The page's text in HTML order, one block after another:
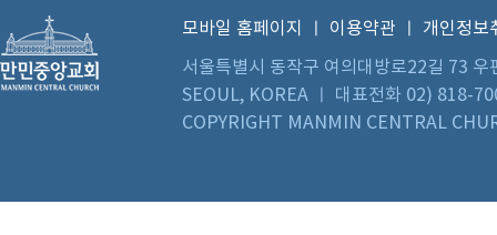
모바일 홈페이지 이용약관
개인정보
서울특별시 동작구 여의대방로22길 73
SEOUL, KOREA ㅣ 대표전화 02) 818-
COPYRIGHT MANMIN CENTRAL